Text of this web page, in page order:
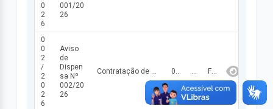
0
2
6
001/20
26
0
0
2
/
2
0
2
6
Aviso
de
Dispen
sa Nº
002/20
26
Contratação de empresa para fornecimento de material descartável para atender as necessidades da Prefeitura Municipal de Santo Antônio dos Milagres – PI e Secretarias. 05/02/2026 64.200,00 FINALIZADA